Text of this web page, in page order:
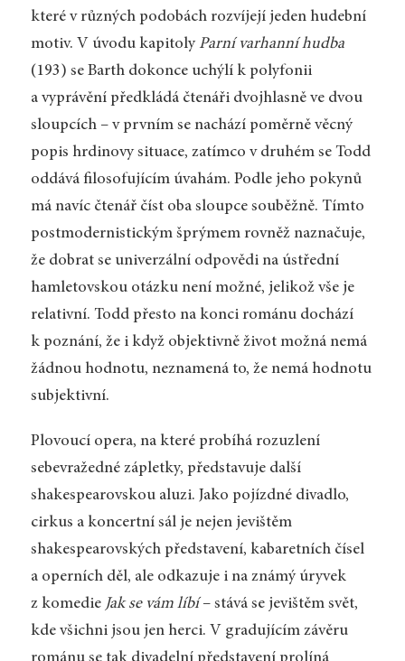
které v různých podobách rozvíjejí jeden hudební
motiv. V úvodu kapitoly Parní varhanní hudba
(193) se Barth dokonce uchýlí k polyfonii
a vyprávění předkládá čtenáři dvojhlasně ve dvou
sloupcích – v prvním se nachází poměrně věcný
popis hrdinovy situace, zatímco v druhém se Todd
oddává filosofujícím úvahám. Podle jeho pokynů
má navíc čtenář číst oba sloupce souběžně. Tímto
postmodernistickým šprýmem rovněž naznačuje,
že dobrat se univerzální odpovědi na ústřední
hamletovskou otázku není možné, jelikož vše je
relativní. Todd přesto na konci románu dochází
k poznání, že i když objektivně život možná nemá
žádnou hodnotu, neznamená to, že nemá hodnotu
subjektivní.
Plovoucí opera, na které probíhá rozuzlení
sebevražedné zápletky, představuje další
shakespearovskou aluzi. Jako pojízdné divadlo,
cirkus a koncertní sál je nejen jevištěm
shakespearovských představení, kabaretních čísel
a operních děl, ale odkazuje i na známý úryvek
z komedie Jak se vám líbí– stává se jevištěm svět,
kde všichni jsou jen herci. V gradujícím závěru